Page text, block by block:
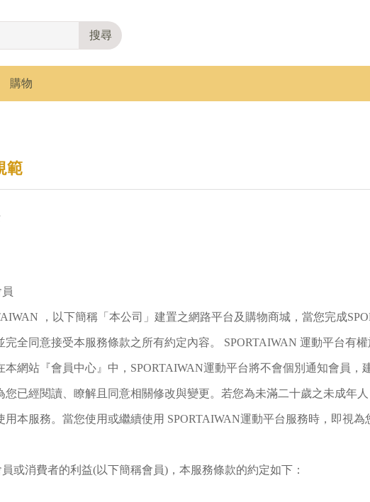
搜尋
購物
範
，以下簡稱「本公司」建置之網路平台及購物商城，當您完成
全同意接受本服務條款之所有約定內容。 SPORTAIWAN 運動平台有
網站『會員中心』中，SPORTAIWAN運動平台將不會個別通知會員
已經閱讀、瞭解且同意相關修改與變更。若您為未滿二十歲之未成年
本服務。當您使用或繼續使用 SPORTAIWAN運動平台服務時，即視
或消費者的利益(以下簡稱會員)，本服務條款的約定如下：